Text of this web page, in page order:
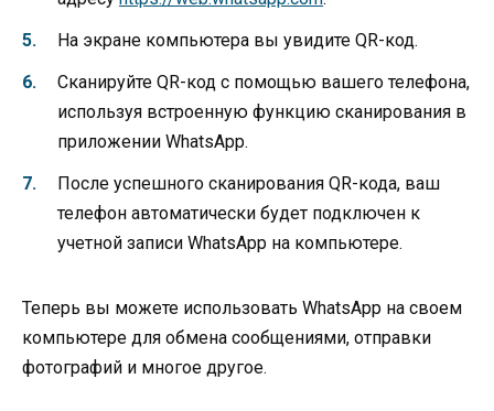
На экране компьютера вы увидите QR-код.
Сканируйте QR-код с помощью вашего телефона,
используя встроенную функцию сканирования в
приложении WhatsApp.
После успешного сканирования QR-кода, ваш
телефон автоматически будет подключен к
учетной записи WhatsApp на компьютере.
Теперь вы можете использовать WhatsApp на своем
компьютере для обмена сообщениями, отправки
фотографий и многое другое.